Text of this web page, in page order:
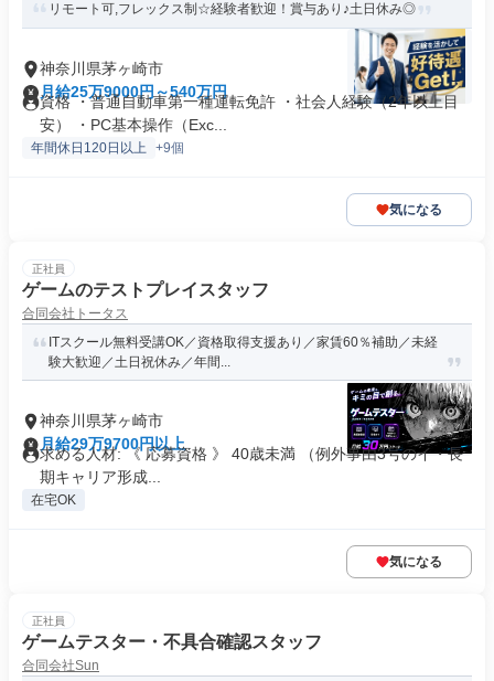
リモート可,フレックス制☆経験者歓迎！賞与あり♪土日休み◎
神奈川県茅ヶ崎市
月給25万9000円～540万円
資格 ・普通自動車第一種運転免許 ・社会人経験（2年以上目
安） ・PC基本操作（Exc...
年間休日120日以上 +9個
気になる
正社員
ゲームのテストプレイスタッフ
合同会社トータス
ITスクール無料受講OK／資格取得支援あり／家賃60％補助／未経
験大歓迎／土日祝休み／年間...
神奈川県茅ヶ崎市
月給29万9700円以上
求める人材: 《 応募資格 》 40歳未満 （例外事由3号のイ・長
期キャリア形成...
在宅OK
気になる
正社員
ゲームテスター・不具合確認スタッフ
合同会社Sun